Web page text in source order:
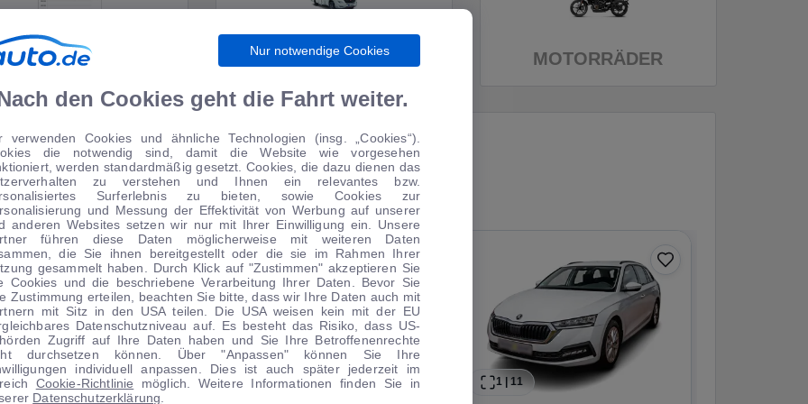
WIRTSCHAFT WOHNMOBILE MOTORRÄDER
TIPPS VOM AUTOMARKT
Anzahlung
1|15 1 |20 1 11
Nur notwendige Cookies
den Cookies geht die Fahrt weiter.
verwenden Cookies und ähnliche Technologien (insg. „Cookies“).
die notwendig sind, damit die Website wie vorgesehen
werden standardmäßig gesetzt. Cookies, die dazu dienen das
zu verstehen und Ihnen ein relevantes bzw.
Surferlebnis zu bieten, sowie Cookies zur
und Messung der Effektivität von Werbung auf unserer
anderen Websites setzen wir nur mit Ihrer Einwilligung ein. Unsere
führen diese Daten möglicherweise mit weiteren Daten
die Sie ihnen bereitgestellt oder die sie im Rahmen Ihrer
gesammelt haben. Durch Klick auf "Zustimmen" akzeptieren Sie
Cookies und die beschriebene Verarbeitung Ihrer Daten. Bevor Sie
Zustimmung erteilen, beachten Sie bitte, dass wir Ihre Daten auch mit
mit Sitz in den USA teilen. Die USA weisen kein mit der EU
Datenschutzniveau auf. Es besteht das Risiko, dass US-
Zugriff auf Ihre Daten haben und Sie Ihre Betroffenenrechte
durchsetzen können. Über "Anpassen" können Sie Ihre
individuell anpassen. Dies ist auch später jederzeit im
Cookie-Richtlinie möglich. Weitere Informationen finden Sie in
Datenschutzerklärung